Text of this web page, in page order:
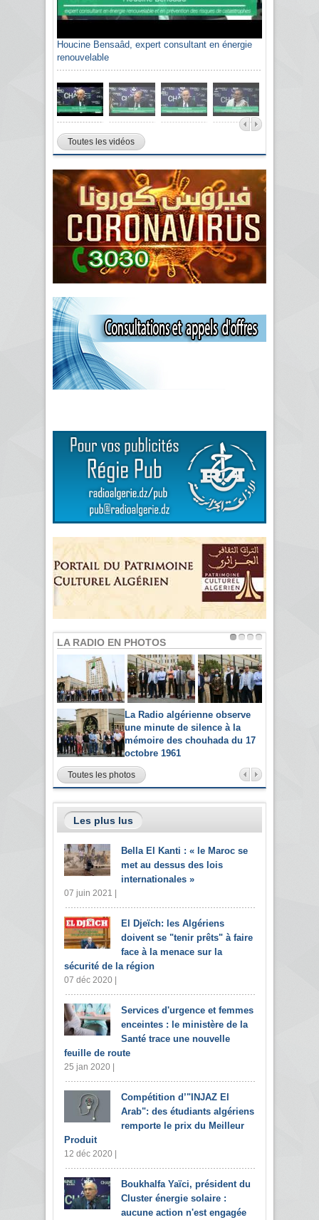
Houcine Bensaâd, expert consultant en énergie
renouvelable
Toutes les vidéos
LA RADIO EN PHOTOS
La Radio algérienne observe
une minute de silence à la
mémoire des chouhada du 17
octobre 1961
Toutes les photos
Les plus lus
Bella El Kanti : « le Maroc se
met au dessus des lois
internationales »
07 juin 2021 |
El Djeïch: les Algériens
doivent se "tenir prêts" à faire
face à la menace sur la
sécurité de la région
07 déc 2020 |
Services d'urgence et femmes
enceintes : le ministère de la
Santé trace une nouvelle
feuille de route
25 jan 2020 |
Compétition d’"INJAZ El
Arab": des étudiants algériens
remporte le prix du Meilleur
Produit
12 déc 2020 |
Boukhalfa Yaïci, président du
Cluster énergie solaire :
aucune action n'est engagée